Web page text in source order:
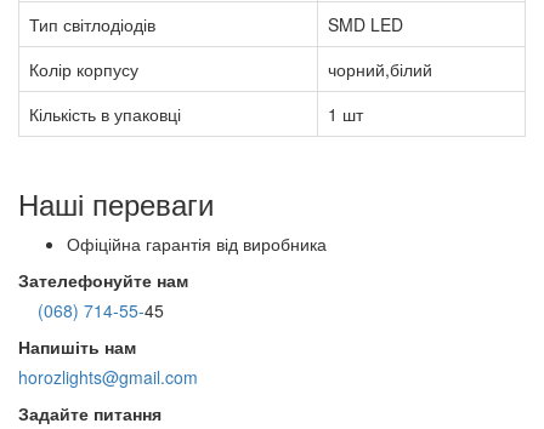
Тип світлодіодів
SMD LED
Колір корпусу
чорний,білий
Кількість в упаковці
1 шт
Наші переваги
Офіційна гарантія від виробника
Зателефонуйте нам
(068) 714-55-45
Напишіть нам
horozlights@gmail.com
Задайте питання